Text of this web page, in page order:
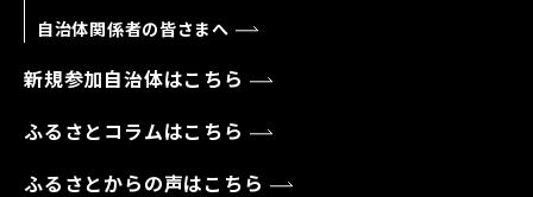
自治体関係者の皆さまへ
新規参加自治体はこちら
ふるさとコラムはこちら
ふるさとからの声はこちら